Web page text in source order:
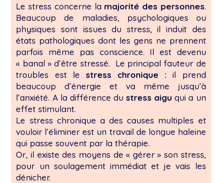
Le stress concerne la majorité des personnes.
Beaucoup de maladies, psychologiques ou
physiques sont issues du stress, il induit des
états pathologiques dont les gens ne prennent
parfois même pas conscience. Il est devenu
« banal » d’être stressé. Le principal fauteur de
troubles est le stress chronique :il prend
beaucoup d’énergie et va même jusqu’à
l’anxiété. A la différence dustress aigu qui a un
effet stimulant.
Le stress chronique a des causes multiples et
vouloir l’éliminer est un travail de longue haleine
qui passe souvent par la thérapie.
Or, il existe des moyens de « gérer » son stress,
pour un soulagement immédiat et je vais les
dénicher.